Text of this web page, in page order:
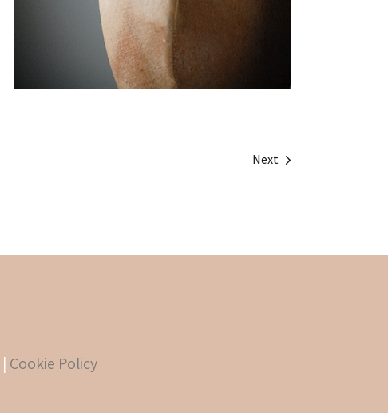
Next
| Cookie Policy